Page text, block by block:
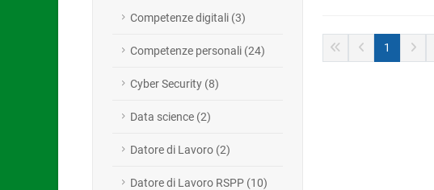
1
Competenze digitali (3)
Competenze personali (24)
Cyber Security (8)
Data science (2)
Datore di Lavoro (2)
Datore di Lavoro RSPP (10)
Benvenuto!